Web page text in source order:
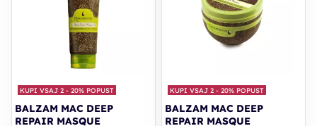
KUPI VSAJ 2 - 20% POPUST
BALZAM MAC DEEP
REPAIR MASQUE
KUPI VSAJ 2 - 20% POPUST
BALZAM MAC DEEP
REPAIR MASQUE